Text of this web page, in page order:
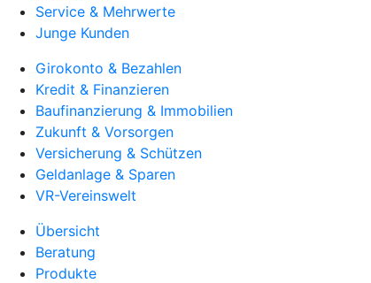
Service & Mehrwerte
Junge Kunden
Girokonto & Bezahlen
Kredit & Finanzieren
Baufinanzierung & Immobilien
Zukunft & Vorsorgen
Versicherung & Schützen
Geldanlage & Sparen
VR-Vereinswelt
Übersicht
Beratung
Produkte